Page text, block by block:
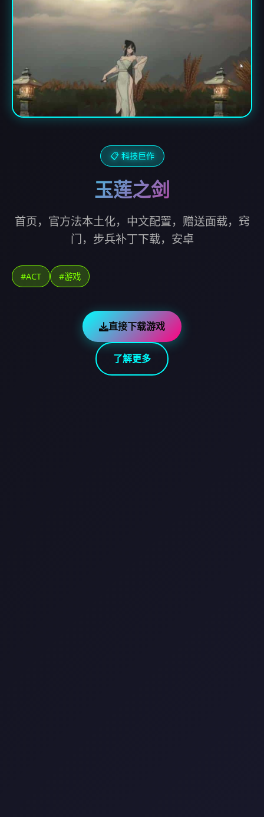
📋 科技巨作
玉莲之剑
首页，官方法本土化，中文配置，赠送面载，窍
门，步兵补丁下载，安卓
#ACT #游戏
直接下载游戏
了解更多